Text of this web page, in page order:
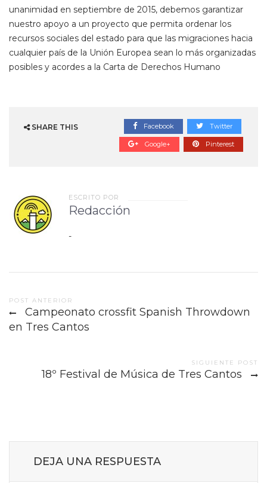
unanimidad en septiembre de 2015, debemos garantizar
nuestro apoyo a un proyecto que permita ordenar los
recursos sociales del estado para que las migraciones hacia
cualquier país de la Unión Europea sean lo más organizadas
posibles y acordes a la Carta de Derechos Humano
SHARE THIS Facebook Twitter
Google+ Pinterest
ESCRITO POR
Redacción
-
Post
navigation
POST ANTERIOR
Campeonato crossfit Spanish Throwdown
en Tres Cantos
SIGUIENTE POST
18º Festival de Música de Tres Cantos
DEJA UNA RESPUESTA